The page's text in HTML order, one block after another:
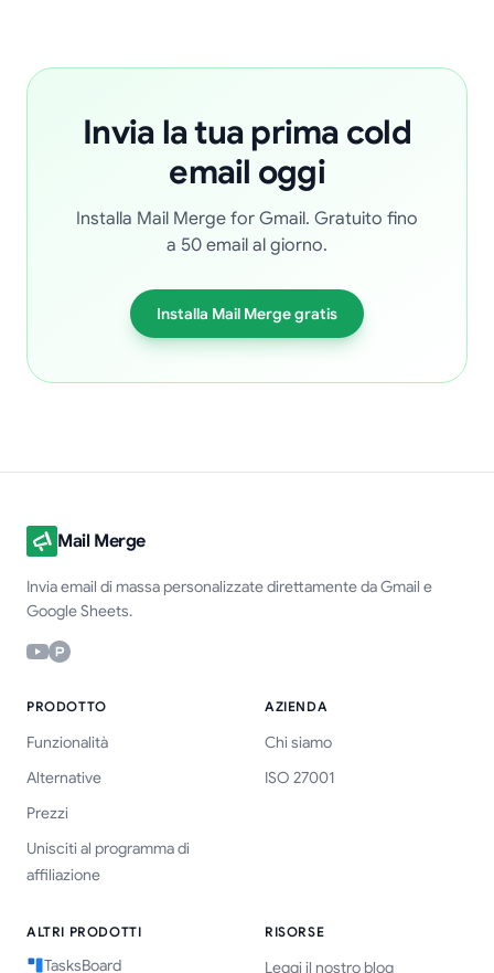
Invia la tua prima cold
email oggi
Installa Mail Merge for Gmail. Gratuito fino
a 50 email al giorno.
Installa Mail Merge gratis
Mail Merge
Invia email di massa personalizzate direttamente da Gmail e
Google Sheets.
PRODOTTO
Funzionalità
Alternative
Prezzi
Unisciti al programma di
affiliazione
AZIENDA
Chi siamo
ISO 27001
ALTRI PRODOTTI
TasksBoard
RISORSE
Leggi il nostro blog